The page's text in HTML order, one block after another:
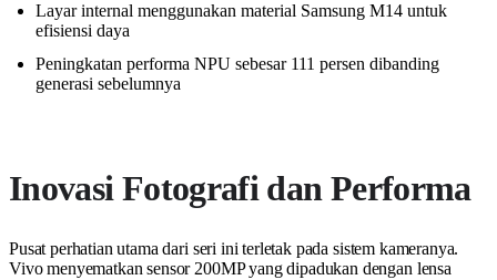
Layar internal menggunakan material Samsung M14 untuk
efisiensi daya
Peningkatan performa NPU sebesar 111 persen dibanding
generasi sebelumnya
Inovasi Fotografi dan Performa
Pusat perhatian utama dari seri ini terletak pada sistem kameranya.
Vivo menyematkan sensor 200MP yang dipadukan dengan lensa